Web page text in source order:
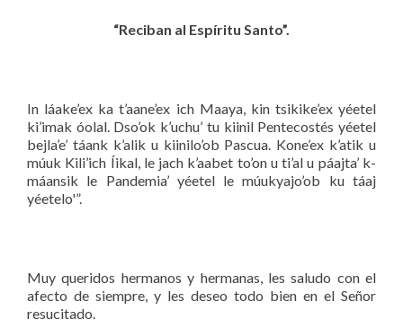
“Reciban al Espíritu Santo”.
In láake’ex ka t’aane’ex ich Maaya, kin tsikike’ex yéetel
ki’imak óolal. Dso’ok k’uchu’ tu kiinil Pentecostés yéetel
bejla’e’ táank k’alik u kiinilo’ob Pascua. Kone’ex k’atik u
múuk Kili’ich Íikal, le jach k’aabet to’on u ti’al u páajta’ k-
máansik le Pandemia’ yéetel le múukyajo’ob ku táaj
yéetelo'”.
Muy queridos hermanos y hermanas, les saludo con el
afecto de siempre, y les deseo todo bien en el Señor
resucitado.